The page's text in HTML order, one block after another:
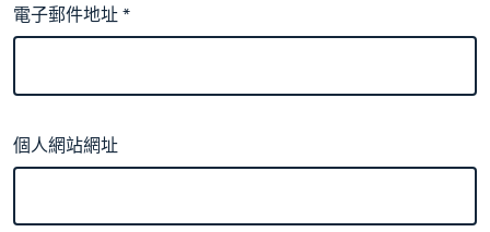
電子郵件地址*
個人網站網址